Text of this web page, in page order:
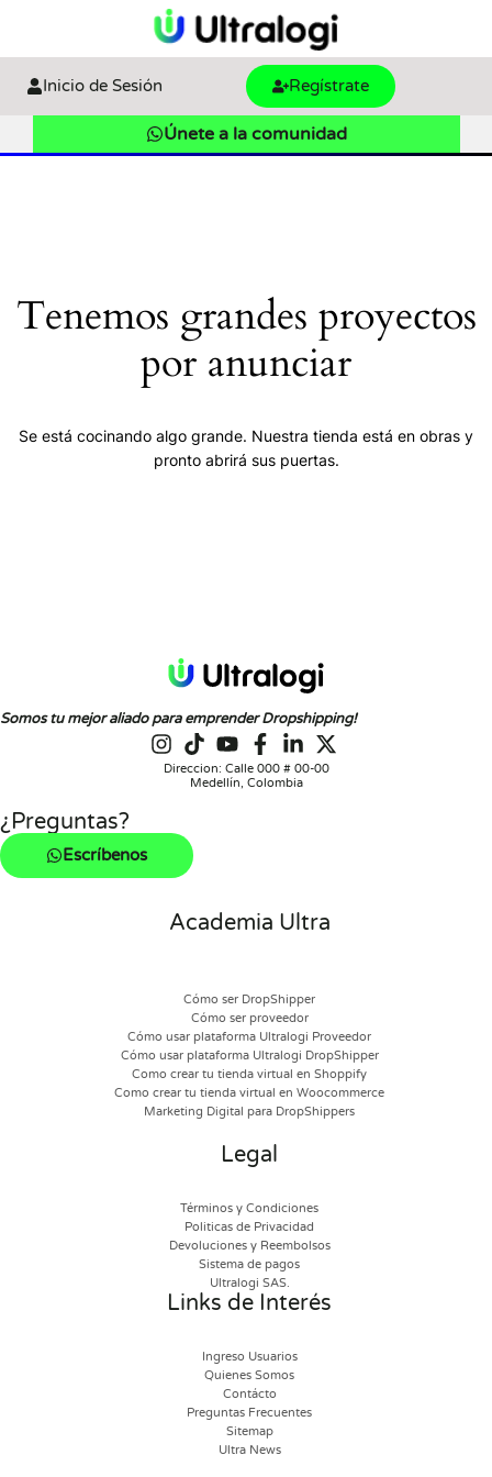
Inicio de Sesión Regístrate
Únete a la comunidad
Tenemos grandes proyectos
por anunciar
Se está cocinando algo grande. Nuestra tienda está en obras y
pronto abrirá sus puertas.
Somos tu mejor aliado para emprender Dropshipping!
Direccion: Calle 000 # 00-00
Medellín, Colombia
¿Preguntas?
Escríbenos
Academia Ultra
Cómo ser DropShipper
Cómo ser proveedor
Cómo usar plataforma Ultralogi Proveedor
Cómo usar plataforma Ultralogi DropShipper
Como crear tu tienda virtual en Shoppify
Como crear tu tienda virtual en Woocommerce
Marketing Digital para DropShippers
Legal
Términos y Condiciones
Politicas de Privacidad
Devoluciones y Reembolsos
Sistema de pagos
Ultralogi SAS.
Links de Interés
Ingreso Usuarios
Quienes Somos
Contácto
Preguntas Frecuentes
Sitemap
Ultra News